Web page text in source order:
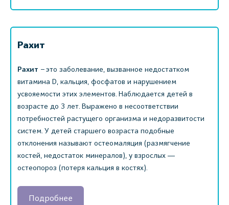
Рахит
Рахит – это заболевание, вызванное недостатком
витамина D, кальция, фосфатов и нарушением
усвояемости этих элементов. Наблюдается детей в
возрасте до 3 лет. Выражено в несоответствии
потребностей растущего организма и недоразвитости
систем. У детей старшего возраста подобные
отклонения называют остеомаляция (размягчение
костей, недостаток минералов), у взрослых ―
остеопороз (потеря кальция в костях).
Подробнее